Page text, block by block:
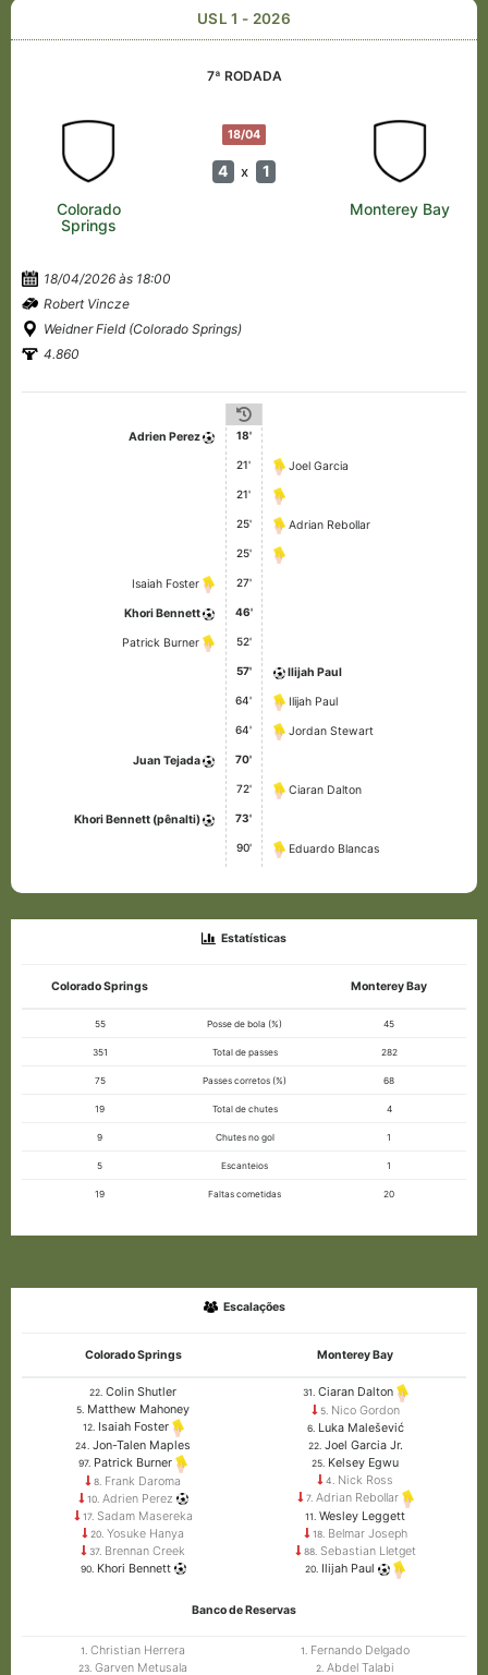
USL 1 - 2026
7ª RODADA
18/04
4 x 1
Colorado
Springs
Monterey Bay
18/04/2026 às 18:00
Robert Vincze
Weidner Field (Colorado Springs)
4.860
Adrien Perez 18'
21' Joel Garcia
21'
25' Adrian Rebollar
25'
Isaiah Foster 27'
Khori Bennett 46'
Patrick Burner 52'
57' Ilijah Paul
64' Ilijah Paul
64' Jordan Stewart
Juan Tejada 70'
72' Ciaran Dalton
Khori Bennett (pênalti) 73'
90' Eduardo Blancas
Estatísticas
Colorado Springs Monterey Bay
55 Posse de bola (%) 45
351 Total de passes 282
75 Passes corretos (%) 68
19 Total de chutes 4
9 Chutes no gol 1
5 Escanteios 1
19 Faltas cometidas 20
Escalações
Colorado Springs Monterey Bay
22. Colin Shutler
5. Matthew Mahoney
12.Isaiah Foster
24. Jon-Talen Maples
97. Patrick Burner
8. Frank Daroma
10.Adrien Perez
17.Sadam Masereka
20. Yosuke Hanya
37. Brennan Creek
90.Khori Bennett
31.Ciaran Dalton
5.Nico Gordon
6.Luka Malešević
22.Joel Garcia Jr.
25. Kelsey Egwu
4. Nick Ross
7.Adrian Rebollar
11. Wesley Leggett
18.Belmar Joseph
88.Sebastian Lletget
20. Ilijah Paul
Banco de Reservas
1. Christian Herrera
23. Garven Metusala
1. Fernando Delgado
2. Abdel Talabi